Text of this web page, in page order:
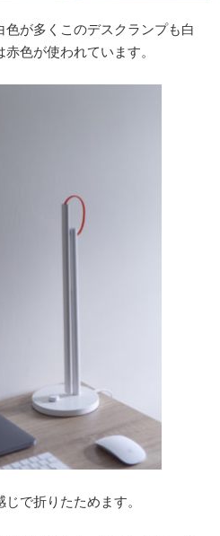
が多くこのデスクランプも白
色が使われています。
で折りたためます。